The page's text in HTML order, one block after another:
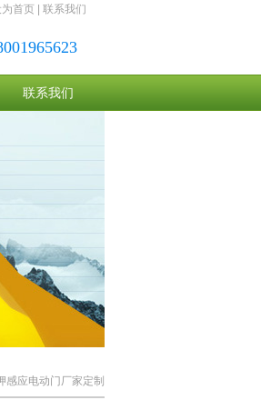
首页 联系我们
联系我们
感应电动门厂家定制